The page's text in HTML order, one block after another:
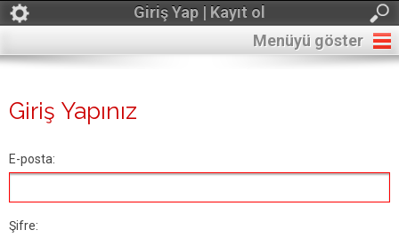
Giriş Yap | Kayıt ol
Menüyü göster
Giriş Yapınız
E-posta:
Şifre: